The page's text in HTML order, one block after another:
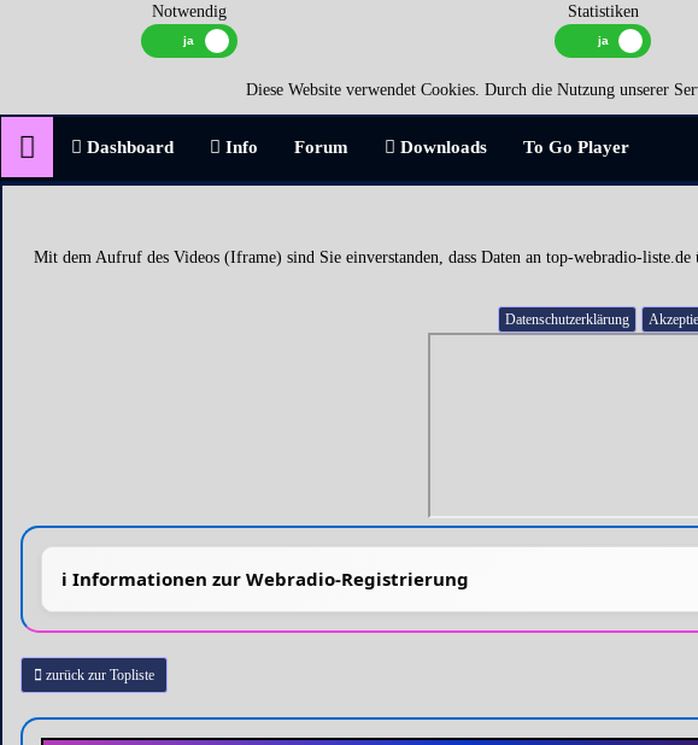
Notwendig Statistiken
Diese Website verwendet Cookies. Durch die Nutzung unserer
Dashboard Info Forum Downloads To Go Player
Mit dem Aufruf des Videos (Iframe) sind Sie einverstanden, dass Daten an top-webradio-
Datenschutzerklärung
zurück zur Topliste